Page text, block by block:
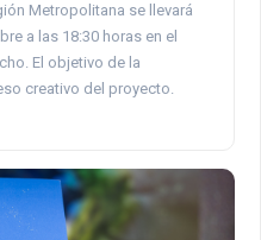
Metropolitana se llevará
a las 18:30 horas en el
El objetivo de la
creativo del proyecto.